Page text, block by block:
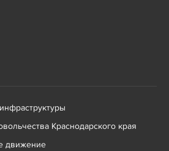
Краснодарского края
движение